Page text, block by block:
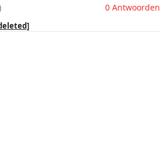
0 Antwoorden